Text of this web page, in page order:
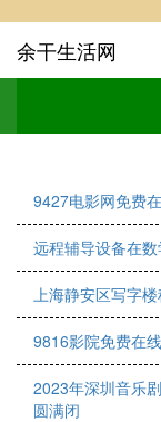
余干生活网
9427电影网免费
远程辅导设备在
上海静安区写字
9816影院免费在
2023年深圳音乐
圆满闭